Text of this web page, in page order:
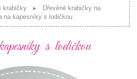
krabičky
Dřevěné krabičky na
na kapesníky s lodičkou
s lodičkou